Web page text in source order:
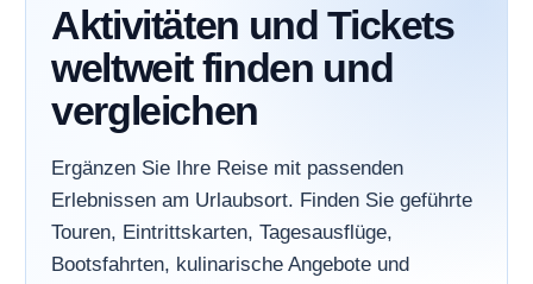
Aktivitäten und Tickets
weltweit finden und
vergleichen
Ergänzen Sie Ihre Reise mit passenden
Erlebnissen am Urlaubsort. Finden Sie geführte
Touren, Eintrittskarten, Tagesausflüge,
Bootsfahrten, kulinarische Angebote und